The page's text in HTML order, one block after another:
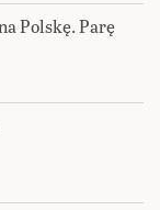
Polskę. Parę